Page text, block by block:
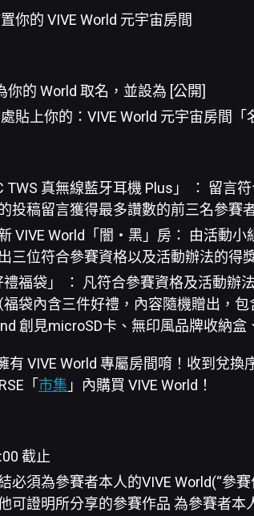
你的 VIVE World 元宇宙房間
你的 World 取名，並設為 [公開]
貼上你的：VIVE World 元宇宙房間「
TWS 真無線藍牙耳機 Plus」 ： 留言
投稿留言獲得最多讚數的前三名參賽
VIVE World「闇・黑」房： 由活動
三位符合參賽資格以及活動辦法的得
禮福袋」 ： 凡符合參賽資格及活動辦
袋內含三件好禮，內容隨機贈出，包
創見microSD卡、無印風品牌收納盒
VIVE World 專屬房間唷！收到兌換
「 市集 」內購買 VIVE World！
截止
必須為參賽者本人的VIVE World(“參
可證明所分享的參賽作品 為參賽者本